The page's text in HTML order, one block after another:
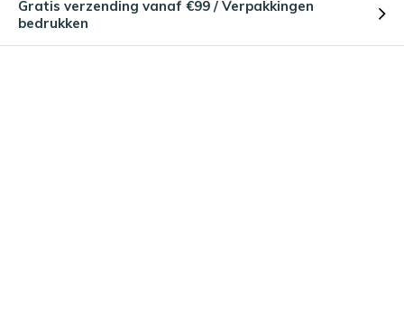
Gratis verzending vanaf €99 / Verpakkingen
bedrukken